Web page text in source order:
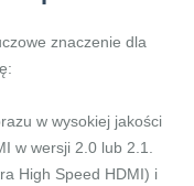
znaczenie dla
w wysokiej jakości
w wersji 2.0 lub 2.1.
High Speed HDMI) i